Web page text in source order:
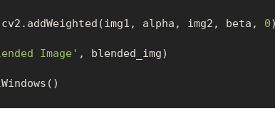
cv2.addWeighted(img1, alpha, img2, beta, 0)
Image' , blended_img)